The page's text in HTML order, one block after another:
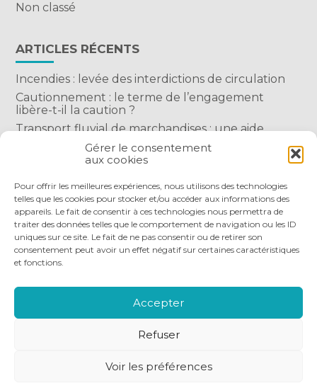
Gérer le consentement
aux cookies
Pour offrir les meilleures expériences, nous utilisons des technologies
telles que les cookies pour stocker et/ou accéder aux informations des
appareils. Le fait de consentir à ces technologies nous permettra de
traiter des données telles que le comportement de navigation ou les ID
uniques sur ce site. Le fait de ne pas consentir ou de retirer son
consentement peut avoir un effet négatif sur certaines caractéristiques
et fonctions.
Accepter
Refuser
Voir les préférences
Non classé
ARTICLES RÉCENTS
Incendies : levée des interdictions de circulation
Cautionnement : le terme de l’engagement
libère-t-il la caution ?
Transport fluvial de marchandises : une aide
financière bienvenue
Succession : les donations du parent renonçant
Principale
NOS OUTILS DIGITAUX
NOUS REJOINDRE
NOUS CONTACTER
MENTIONS LÉGALES